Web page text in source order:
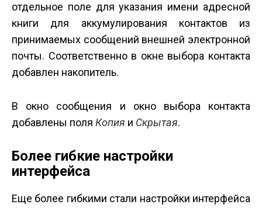
отдельное поле для указания имени адресной
книги для аккумулирования контактов из
принимаемых сообщений внешней электронной
почты. Соответственно в окне выбора контакта
добавлен накопитель.
В окно сообщения и окно выбора контакта
добавлены поля Копия и Скрытая.
Более гибкие настройки
интерфейса
Еще более гибкими стали настройки интерфейса